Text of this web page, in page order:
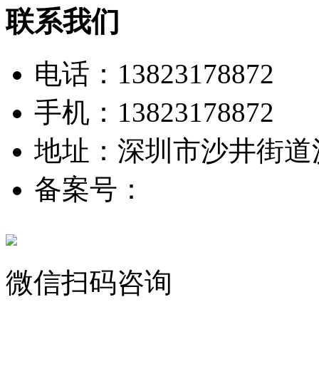
联系我们
电话：13823178872
手机：13823178872
地址：深圳市沙井街
备案号：
微信扫码咨询